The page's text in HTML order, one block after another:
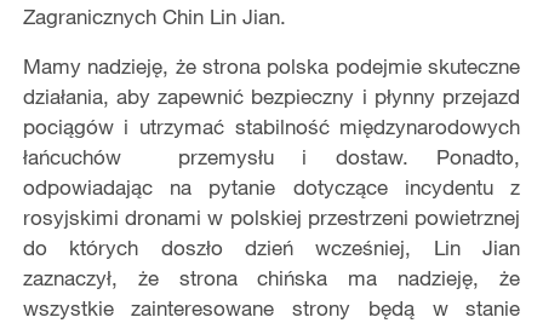
Zagranicznych Chin Lin Jian.
Mamy nadzieję, że strona polska podejmie skuteczne
działania, aby zapewnić bezpieczny i płynny przejazd
pociągów i utrzymać stabilność międzynarodowych
łańcuchów przemysłu i dostaw. Ponadto,
odpowiadając na pytanie dotyczące incydentu z
rosyjskimi dronami w polskiej przestrzeni powietrznej
do których doszło dzień wcześniej, Lin Jian
zaznaczył, że strona chińska ma nadzieję, że
wszystkie zainteresowane strony będą w stanie